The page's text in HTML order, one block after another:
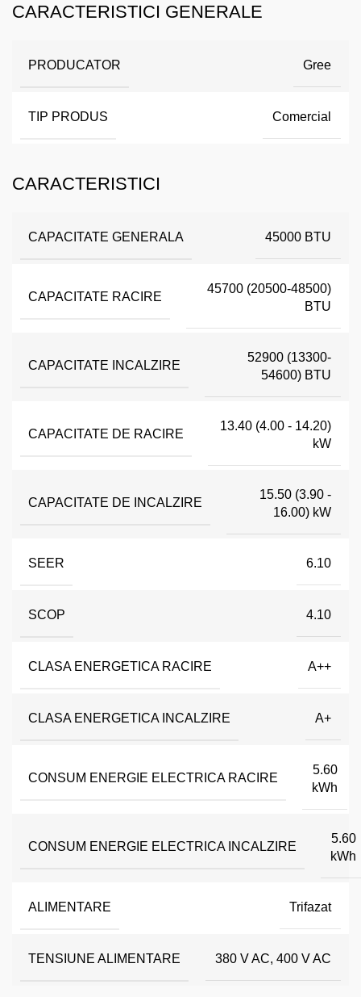
CARACTERISTICI GENERALE
PRODUCATOR Gree
TIP PRODUS Comercial
CARACTERISTICI
CAPACITATE GENERALA 45000 BTU
CAPACITATE RACIRE
45700 (20500-48500)
BTU
CAPACITATE INCALZIRE
52900 (13300-
54600) BTU
CAPACITATE DE RACIRE
13.40 (4.00 - 14.20)
kW
CAPACITATE DE INCALZIRE
15.50 (3.90 -
16.00) kW
SEER 6.10
SCOP 4.10
CLASA ENERGETICA RACIRE A++
CLASA ENERGETICA INCALZIRE A+
CONSUM ENERGIE ELECTRICA RACIRE
5.60
kWh
CONSUM ENERGIE ELECTRICA INCALZIRE
5.60
kWh
ALIMENTARE Trifazat
TENSIUNE ALIMENTARE 380 V AC, 400 V AC